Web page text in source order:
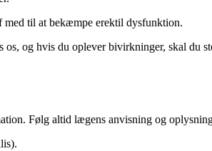
til at bekæmpe erektil dysfunktion.
og hvis du oplever bivirkninger, skal du
Følg altid lægens anvisning og